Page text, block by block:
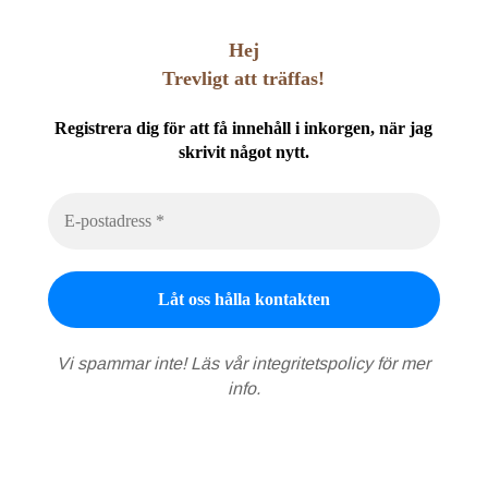
Hej
Trevligt att träffas!
Registrera dig för att få innehåll i inkorgen, när jag
skrivit något nytt.
Vi spammar inte! Läs vårintegritetspolicyför mer
info.